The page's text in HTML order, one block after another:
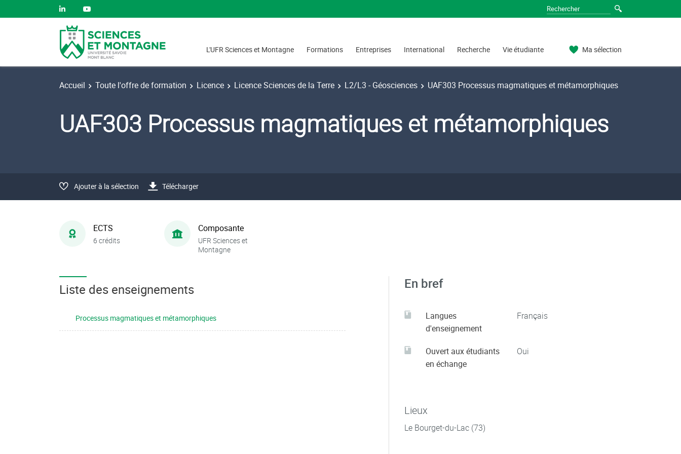
L'UFR Sciences et Montagne Formations Entreprises International Recherche Vie étudiante Ma sélection
Accueil Toute l'offre de formation Licence Licence Sciences de la Terre L2/L3 - Géosciences UAF303 Processus magmatiques et métamorphiques
UAF303 Processus magmatiques et métamorphiques
Ajouter à la sélection Télécharger
ECTS
6 crédits
Composante
UFR Sciences et
Montagne
Liste des enseignements
Processus magmatiques et métamorphiques
En bref
Langues
d'enseignement
Français
Ouvert aux étudiants
en échange
Oui
Lieux
Le Bourget-du-Lac (73)